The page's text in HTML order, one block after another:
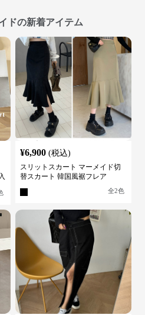
ドの新着アイテム
¥6,900 (税込)
スリットスカート マーメイド切
替スカート 韓国風裾フレア
全2色